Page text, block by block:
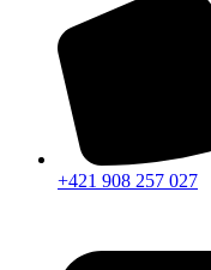
+421 908 257 027